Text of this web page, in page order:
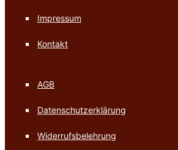
Impressum
Kontakt
AGB
Datenschutzerklärung
Widerrufsbelehrung